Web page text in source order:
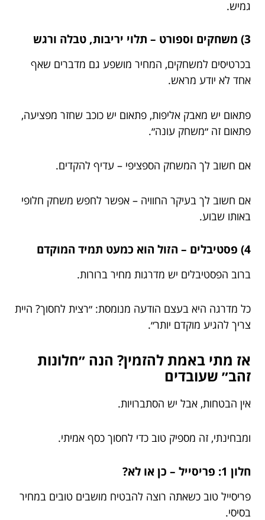
גמיש.
3) משחקים וספורט – תלוי יריבות, טבלה ורגש
בכרטיסים למשחקים, המחיר מושפע גם מדברים שאף
אחד לא יודע מראש.
פתאום יש מאבק אליפות, פתאום יש כוכב שחזר מפציעה,
פתאום זה ״משחק עונה״.
אם חשוב לך המשחק הספציפי – עדיף להקדים.
אם חשוב לך בעיקר החוויה – אפשר לחפש משחק חלופי
באותו שבוע.
4) פסטיבלים – הזול הוא כמעט תמיד המוקדם
ברוב הפסטיבלים יש מדרגות מחיר ברורות.
כל מדרגה היא בעצם הודעה מנומסת: ״רצית לחסוך? היית
צריך להגיע מוקדם יותר״.
אז מתי באמת להזמין? הנה ״חלונות
זהב״ שעובדים
אין הבטחות, אבל יש הסתברויות.
ומבחינתי, זה מספיק טוב כדי לחסוך כסף אמיתי.
חלון 1: פריסייל – כן או לא?
פריסייל טוב כשאתה רוצה להבטיח מושבים טובים במחיר
בסיסי.